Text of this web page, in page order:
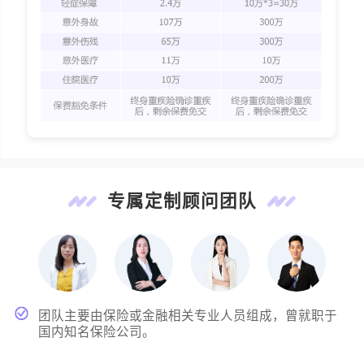
专属定制顾问团队
团队主要由保险或金融相关专业人员组成，曾就职于
国内知名保险公司。